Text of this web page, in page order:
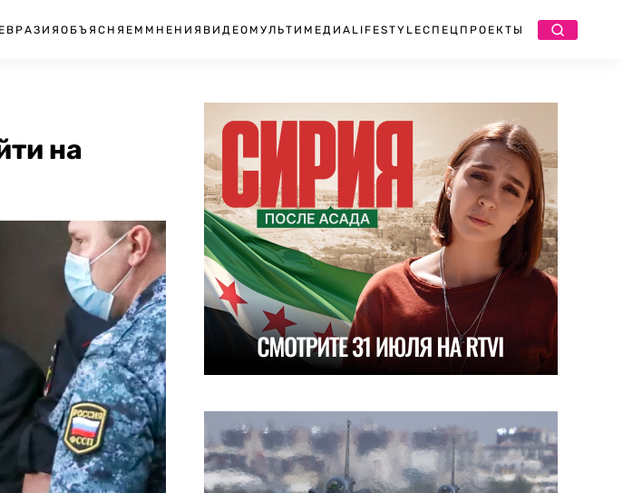
ЕВРАЗИЯ ОБЪЯСНЯЕМ МНЕНИЯ ВИДЕО МУЛЬТИМЕДИА LIFESTYLEСПЕЦПРОЕКТЫ
на